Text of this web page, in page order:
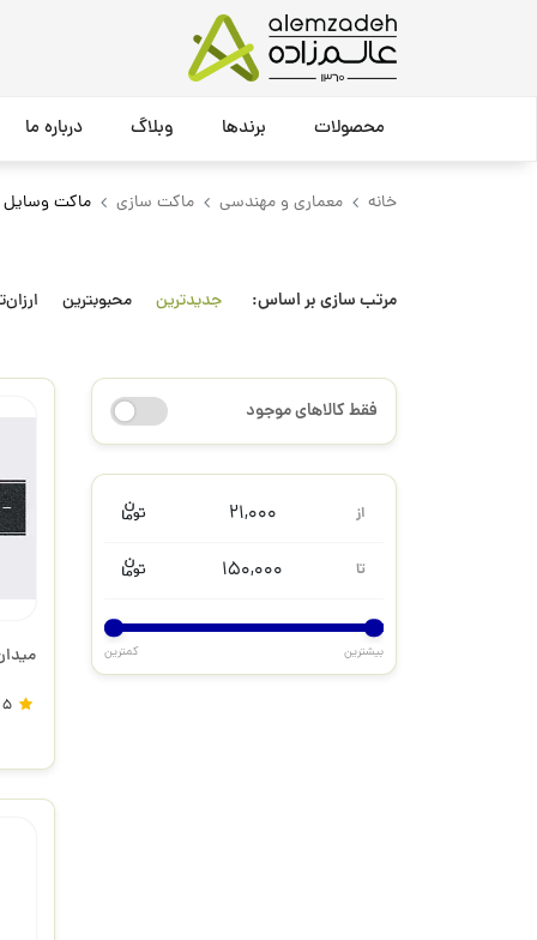
محصولات برندها وبلاگ درباره ما
خانه معماری و مهندسی ماکت سازی ماکت وسایل
مرتب سازی بر اساس: جدیدترین محبوبترین
فقط کالاهای موجود
از 21,000
تا 150,000
بیشترین کمترین میدان